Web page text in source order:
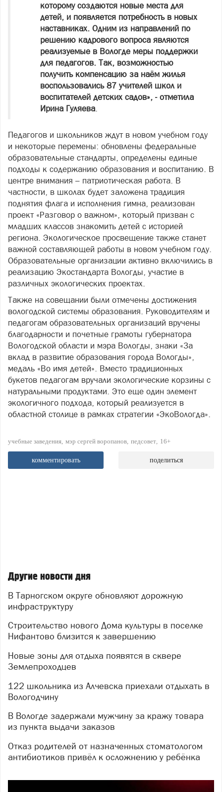
которому создаются новые места для
детей, и появляется потребность в новых
наставниках. Одним из направлений по
решению кадрового вопроса являются
реализуемые в Вологде меры поддержки
для педагогов. Так, возможностью
получить компенсацию за наём жилья
воспользовались 87 учителей школ и
воспитателей детских садов», - отметила
Ирина Гуляева.
Педагогов и школьников ждут в новом учебном году
и некоторые перемены: обновлены федеральные
образовательные стандарты, определены единые
подходы к содержанию образования и воспитанию. В
центре внимания – патриотическая работа. В
частности, в школах будет заложена традиция
поднятия флага и исполнения гимна, реализован
проект «Разговор о важном», который призван с
младших классов знакомить детей с историей
региона. Экологическое просвещение также станет
важной составляющей работы в новом учебном году.
Образовательные организации активно включились в
реализацию Экостандарта Вологды, участие в
различных экологических проектах.
Также на совещании были отмечены достижения
вологодской системы образования. Руководителям и
педагогам образовательных организаций вручены
благодарности и почетные грамоты губернатора
Вологодской области и мэра Вологды, знаки «За
вклад в развитие образования города Вологды»,
медаль «Во имя детей». Вместо традиционных
букетов педагогам вручали экологические корзины с
натуральными продуктами. Это еще один элемент
экологичного подхода, который реализуется в
областной столице в рамках стратегии «ЭкоВологда».
учебные заведения мэр сергей воропанов педсовет 16+
комментировать поделиться
Другие новости дня
В Тарногском округе обновляют дорожную
инфраструктуру
Строительство нового Дома культуры в поселке
Нифантово близится к завершению
Новые зоны для отдыха появятся в сквере
Землепроходцев
122 школьника из Алчевска приехали отдыхать в
Вологодчину
В Вологде задержали мужчину за кражу товара
из пункта выдачи заказов
Отказ родителей от назначенных стоматологом
антибиотиков привёл к осложнению у ребёнка